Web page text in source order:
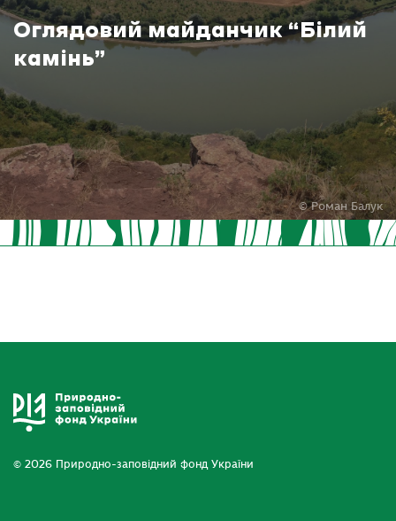
Оглядовий майданчик “Білий
камінь”
© Роман Балук
© 2026 Природно-заповідний фонд України